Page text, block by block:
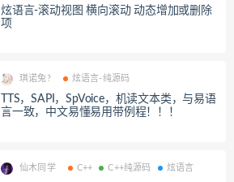
炫语言-滚动视图 横向滚动 动态增加或删除
项
琪诺兔? 炫语言-纯源码
TTS，SAPI，SpVoice，机读文本类，与易语
言一致，中文易懂易用带例程！！！
仙木同学 C++ C++纯源码 炫语言